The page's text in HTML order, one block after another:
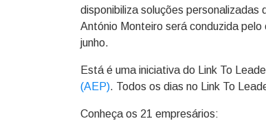
disponibiliza soluções
António Monteiro será conduzida pelo
junho.
Está é uma iniciativa do Link To
(AEP). Todos os dias no Link To
Conheça os 21 empresários: